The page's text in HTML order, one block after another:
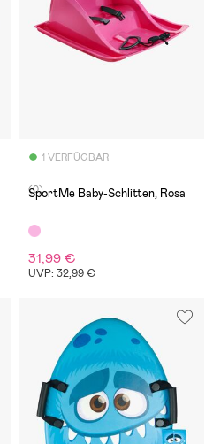
1 VERFÜGBAR
(0)
SportMe Baby-Schlitten, Rosa
31,99 €
UVP: 32,99 €